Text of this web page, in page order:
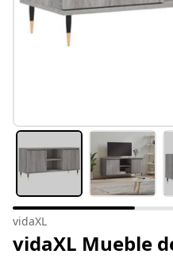
vidaXL
vidaXL Mueble